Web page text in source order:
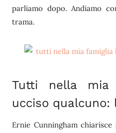
parliamo dopo. Andiamo
trama.
Tutti nella mia
ucciso qualcuno:
Ernie Cunningham